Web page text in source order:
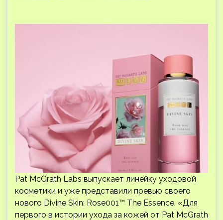
Pat McGrath Labs выпускает линейку уходовой
косметики и уже представили превью своего
нового Divine Skin: Rose001™ The Essence. «Для
первого в истории ухода за кожей от Pat McGrath